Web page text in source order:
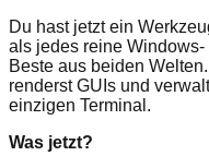
Du hast jetzt ein
als jedes reine
Beste aus beiden
renderst GUIs und
einzigen Terminal.
Was jetzt?